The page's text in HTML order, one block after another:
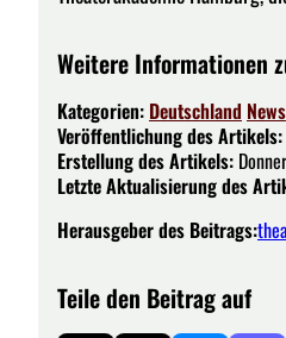
Weitere Informationen
Kategorien: Deutschland News
Veröffentlichung des Artikels:
Erstellung des Artikels:
Letzte Aktualisierung des
Herausgeber des Beitrags:
Teile den Beitrag auf